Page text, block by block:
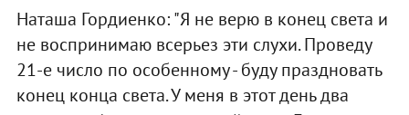
Наташа Гордиенко: "Я не верю в конец света и
не воспринимаю всерьез эти слухи. Проведу
21-е число по особенному - буду праздновать
конец конца света. У меня в этот день два